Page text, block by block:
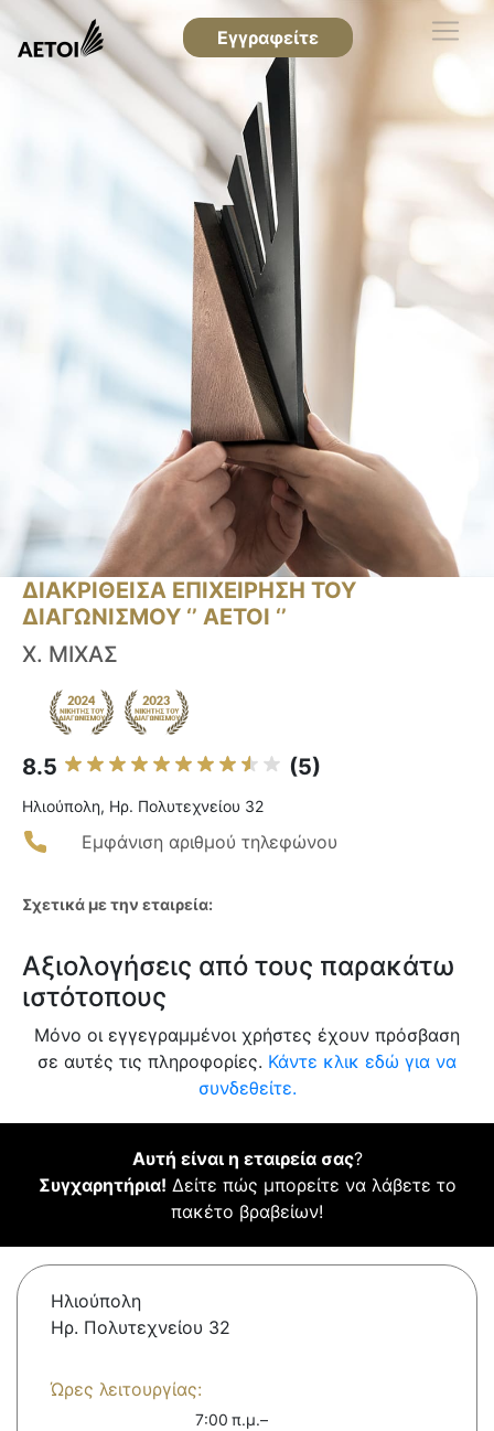
Εγγραφείτε
ΔΙΑΚΡΙΘΕΙΣΑ ΕΠΙΧΕΙΡΗΣΗ ΤΟΥ
ΔΙΑΓΩΝΙΣΜΟΥ ‘’ ΑΕΤΟΙ ‘’
Χ. ΜΙΧΑΣ
8.5 (5)
Ηλιούπολη, Ηρ. Πολυτεχνείου 32
Εμφάνιση αριθμού τηλεφώνου
Σχετικά με την εταιρεία:
Αξιολογήσεις από τους παρακάτω
ιστότοπους
Μόνο οι εγγεγραμμένοι χρήστες έχουν πρόσβαση
σε αυτές τις πληροφορίες. Κάντε κλικ εδώ για να
συνδεθείτε.
Αυτή είναι η εταιρεία σας?
Συγχαρητήρια! Δείτε πώς μπορείτε να λάβετε το
πακέτο βραβείων!
Ηλιούπολη
Ηρ. Πολυτεχνείου 32
Ώρες λειτουργίας:
7:00 π.μ.–